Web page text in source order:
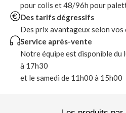
pour colis et 48/96h pour
Des tarifs dégressifs
Des prix avantageux selon vos
Service après-vente
Notre équipe est disponible du
à 17h30
et le samedi de 11h00 à 15h00